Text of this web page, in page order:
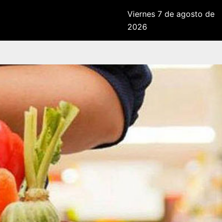
Viernes 7 de agosto de
2026